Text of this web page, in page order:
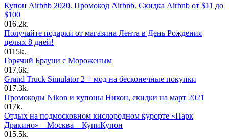
Купон Airbnb 2020. Промокод Airbnb. Скидка Airbnb от $11 до
$100
016.2k.
Получайте подарки от магазина Лента в День Рождения
целых 8 дней!
0115k.
Горячий Брауни с Мороженым
017.6k.
Grand Truck Simulator 2 + мод на бесконечные покупки
017.3k.
Промокоды Nikon и купоны Никон, скидки на март 2021
017k.
Отдых на подмосковном кислородном курорте «Парк
Дракино» – Москва – КупиКупон
015.5k.